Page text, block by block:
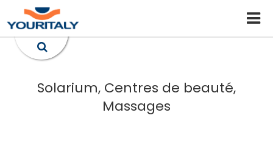
Solarium, Centres de beauté,
Massages